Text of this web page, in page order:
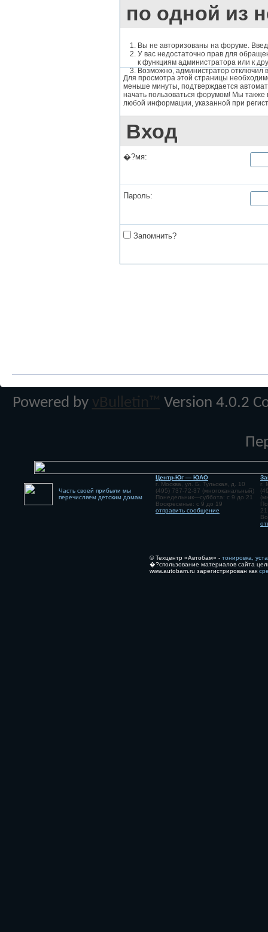
по одной из
Вы не авторизованы на форуме.
У вас недостаточно прав для
к функциям администратора или к
Возможно, администратор отключил
Для просмотра этой страницы
меньше минуты, подтверждается
начать пользоваться форумом! Мы также
любой информации, указанной при
Вход
�?мя:
Пароль:
Запомнить?
Powered by vBulletin™ Version 4.0.2
Часть своей прибыли мы
перечисляем детским домам
Центр-Юг — ЮАО
г. Москва, ул. Б. Тульская, д. 10
(495) 737-72-37 (многоканальный)
Понедельник—суббота: с 9 до 21
Воскресенье: с 9 до 19
отправить сообщение
г.
21
© Техцентр «Автобам» - тонировка,
�?спользование материалов сайта
www.autobam.ru зарегистрирован как